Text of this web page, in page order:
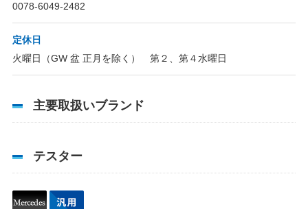
0078-6049-2482
定休日
火曜日（GW 盆 正月を除く） 第２、第４水曜日
主要取扱いブランド
テスター